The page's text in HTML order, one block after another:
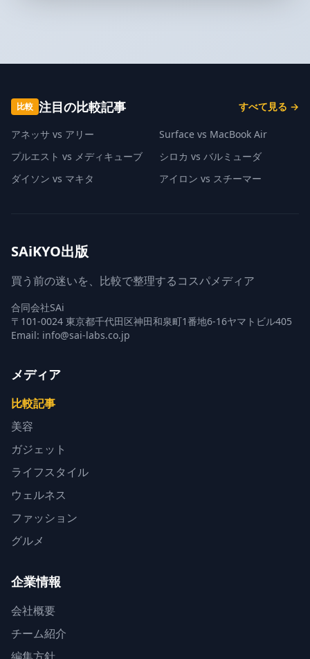
比較 注目の比較記事 すべて見る →
アネッサ vs アリー
Surface vs MacBook Air
プルエスト vs メディキューブ
シロカ vs バルミューダ
ダイソン vs マキタ
アイロン vs スチーマー
SAiKYO出版
買う前の迷いを、比較で整理するコスパメディア
合同会社SAi
〒101-0024 東京都千代田区神田和泉町1番地6-16ヤマトビル405
Email: info@sai-labs.co.jp
メディア
比較記事
美容
ガジェット
ライフスタイル
ウェルネス
ファッション
グルメ
企業情報
会社概要
チーム紹介